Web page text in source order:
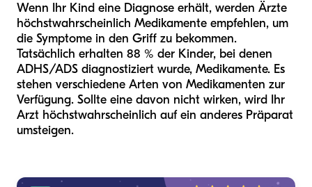
Wenn Ihr Kind eine Diagnose erhält, werden Ärzte
höchstwahrscheinlich Medikamente empfehlen, um
die Symptome in den Griff zu bekommen.
Tatsächlich erhalten 88 % der Kinder, bei denen
ADHS/ADS diagnostiziert wurde, Medikamente. Es
stehen verschiedene Arten von Medikamenten zur
Verfügung. Sollte eine davon nicht wirken, wird Ihr
Arzt höchstwahrscheinlich auf ein anderes Präparat
umsteigen.